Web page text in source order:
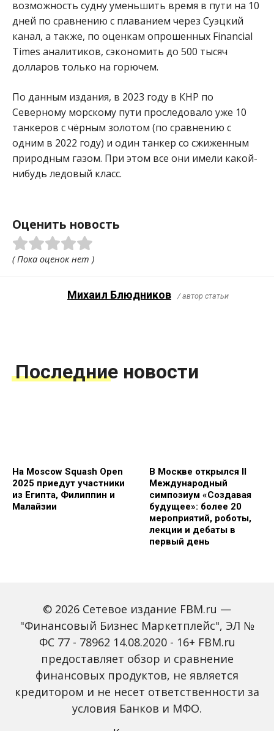
возможность судну уменьшить время в пути на 10
дней по сравнению с плаванием через Суэцкий
канал, а также, по оценкам опрошенных Financial
Times аналитиков, сэкономить до 500 тысяч
долларов только на горючем.
По данным издания, в 2023 году в КНР по
Северному морскому пути проследовало уже 10
танкеров с чёрным золотом (по сравнению с
одним в 2022 году) и один танкер со сжиженным
природным газом. При этом все они имели какой-
нибудь ледовый класс.
Оценить новость
( Пока оценок нет )
Михаил Блюдников / автор статьи
Последние новости
На Moscow Squash Open
2025 приедут участники
из Египта, Филиппин и
Малайзии
В Москве открылся II
Международный
симпозиум «Создавая
будущее»: более 20
мероприятий, роботы,
лекции и дебаты в
первый день
Зарплаты вырастут,
банки включат защиту
от мошенников: какие
новые законы ждут
россиян с октября
Россиян предупредили
мошенников на фоне
снижения ключевой
ставки
© 2026 Сетевое издание FBM.ru —
"Финансовый Бизнес Маркетплейс", ЭЛ №
ФС 77 - 78962 14.08.2020 - 16+ FBM.ru
предоставляет обзор и сравнение
финансовых продуктов, не является
кредитором и не несет ответственности за
условия Банков и МФО.